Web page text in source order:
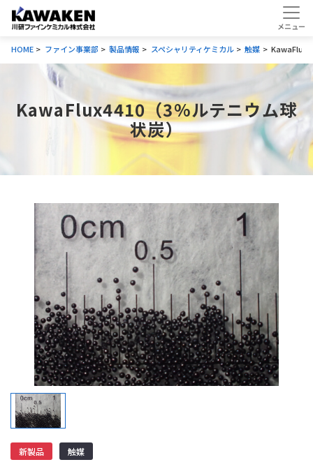
HOME ファイン事業部 製品情報 スペシャリティケミカル 触媒
KawaFlux4410（3%ルテニウム球
状炭）
新製品 触媒